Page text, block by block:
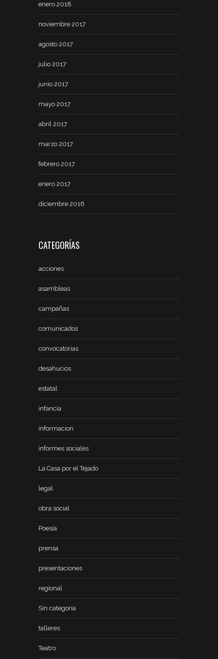
enero 2018
noviembre 2017
agosto 2017
julio 2017
junio 2017
mayo 2017
abril 2017
marzo 2017
febrero 2017
enero 2017
diciembre 2016
CATEGORÍAS
acciones
asambleas
campañas
comunicados
convocatorias
desahucios
estatal
infancia
informacion
informes sociales
La Casa por el Tejado
legal
obra social
Poesía
prensa
presentaciones
regional
Sin categoría
talleres
Teatro